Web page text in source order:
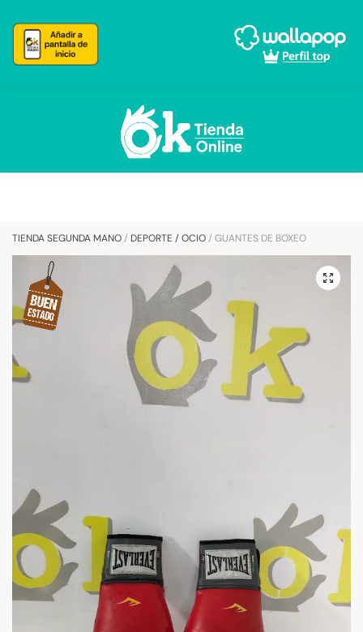
navigation
content
TIENDA SEGUNDA MANO/ DEPORTE / OCIO/ GUANTES DE BOXEO